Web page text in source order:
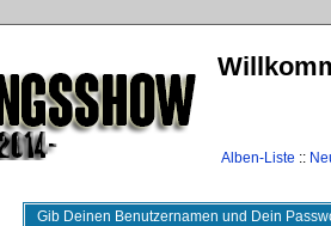
Alben-Liste ::
Gib Deinen Benutzernamen und Dein